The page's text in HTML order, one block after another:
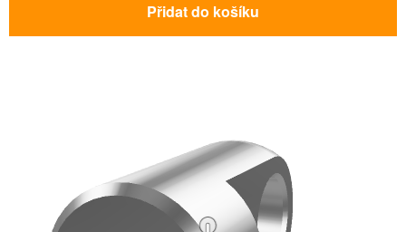
Přidat do košíku